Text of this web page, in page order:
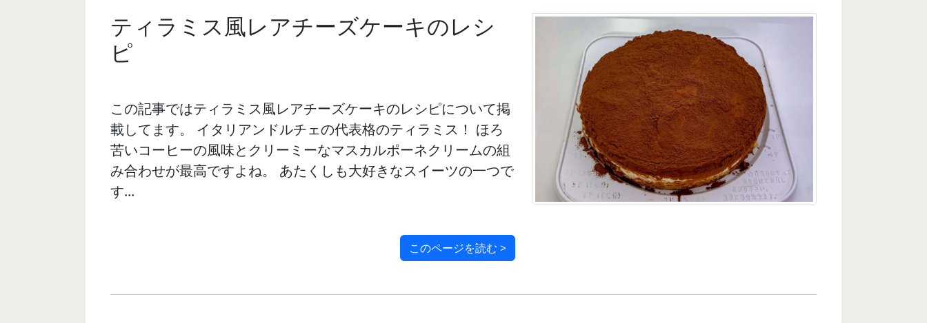
ティラミス風レアチーズケーキのレシ
ピ
この記事ではティラミス風レアチーズケーキのレシピについて掲
載してます。 イタリアンドルチェの代表格のティラミス！ ほろ
苦いコーヒーの風味とクリーミーなマスカルポーネクリームの組
み合わせが最高ですよね。 あたくしも大好きなスイーツの一つで
す...
このページを読む >